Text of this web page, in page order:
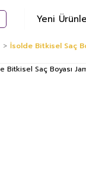
Yeni
İsolde Bitkisel Saç